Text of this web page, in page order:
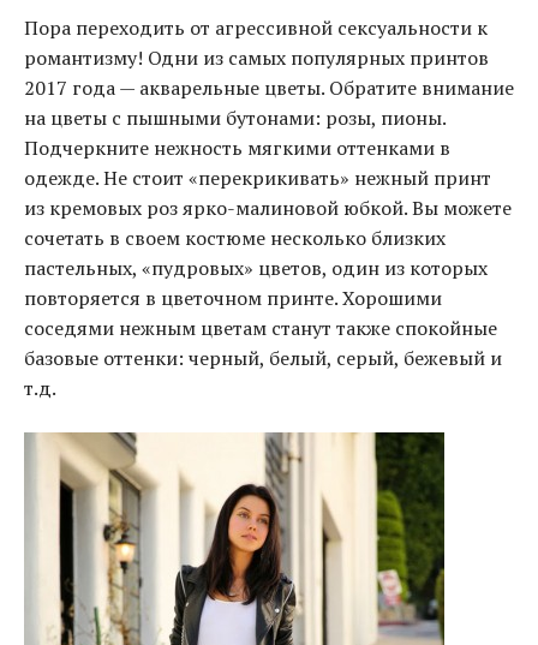
Пора переходить от агрессивной сексуальности к
романтизму! Одни из самых популярных принтов
2017 года — акварельные цветы. Обратите внимание
на цветы с пышными бутонами: розы, пионы.
Подчеркните нежность мягкими оттенками в
одежде. Не стоит «перекрикивать» нежный принт
из кремовых роз ярко-малиновой юбкой. Вы можете
сочетать в своем костюме несколько близких
пастельных, «пудровых» цветов, один из которых
повторяется в цветочном принте. Хорошими
соседями нежным цветам станут также спокойные
базовые оттенки: черный, белый, серый, бежевый и
т.д.